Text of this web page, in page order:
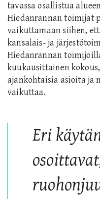
tavassa osallistua
Hiedanrannan toimijat
vaikuttamaan siihen,
kansalais- ja
Hiedanrannan
kuukausittainen
ajankohtaisia asioita ja
vaikuttaa.
Eri